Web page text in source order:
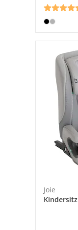
Joie